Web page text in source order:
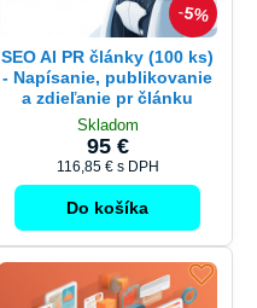
5%
SEO AI PR články (100 ks)
- Napísanie, publikovanie
a zdieľanie pr článku
Skladom
95 €
116,85 € s DPH
Do košíka